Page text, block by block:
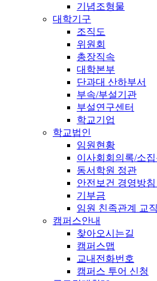
기념조형물
대학기구
조직도
위원회
총장직속
대학본부
단과대 산하부서
부속/부설기관
부설연구센터
학교기업
학교법인
임원현황
이사회회의록/소집
동서학원 정관
안전보건 경영방
기부금
임원 친족관계 교
캠퍼스안내
찾아오시는길
캠퍼스맵
교내전화번호
캠퍼스 투어 신청